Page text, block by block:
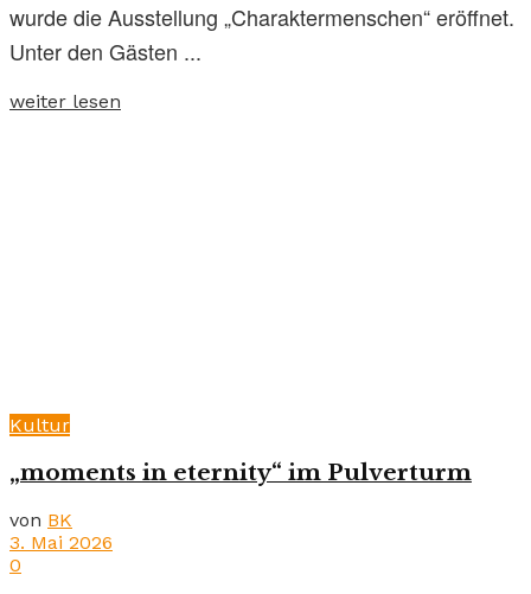
wurde die Ausstellung „Charaktermenschen“ eröffnet.
Unter den Gästen ...
weiter lesen
Kultur
„moments in eternity“ im Pulverturm
von BK
3. Mai 2026
0